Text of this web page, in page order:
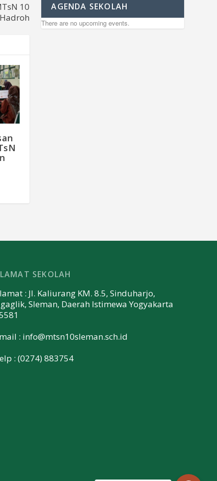
10
AGENDA SEKOLAH
There are no upcoming events.
SEKOLAH
: Jl. Kaliurang KM. 8.5, Sinduharjo,
Sleman, Daerah Istimewa Yogyakarta
: info@mtsn10sleman.sch.id
: (0274) 883754